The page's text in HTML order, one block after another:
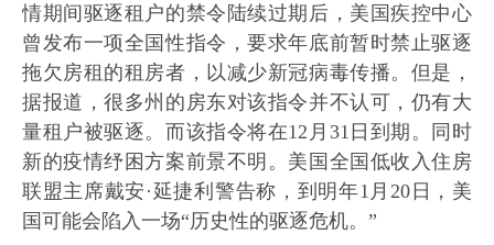
情期间驱逐租户的禁令陆续过期后，美国疾控中心
曾发布一项全国性指令，要求年底前暂时禁止驱逐
拖欠房租的租房者，以减少新冠病毒传播。但是，
据报道，很多州的房东对该指令并不认可，仍有大
量租户被驱逐。而该指令将在12月31日到期。同时
新的疫情纾困方案前景不明。美国全国低收入住房
联盟主席戴安·延捷利警告称，到明年1月20日，美
国可能会陷入一场“历史性的驱逐危机。”